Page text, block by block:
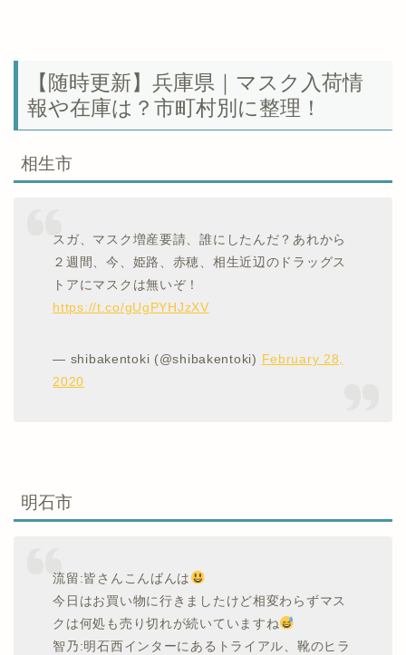
【随時更新】兵庫県｜マスク入荷情
報や在庫は？市町村別に整理！
相生市
スガ、マスク増産要請、誰にしたんだ？あれから
２週間、今、姫路、赤穂、相生近辺のドラッグス
トアにマスクは無いぞ！
https://t.co/gUgPYHJzXV
— shibakentoki (@shibakentoki) February 28,
2020
明石市
流留:皆さんこんばんは
今日はお買い物に行きましたけど相変わらずマス
クは何処も売り切れが続いていますね
智乃:明石西インターにあるトライアル、靴のヒラ